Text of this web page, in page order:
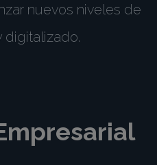
nuevos niveles de
digitalizado.